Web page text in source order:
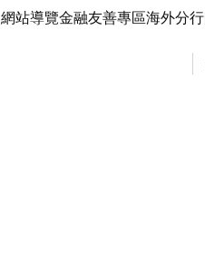
網站導覽金融友善專區海外分行